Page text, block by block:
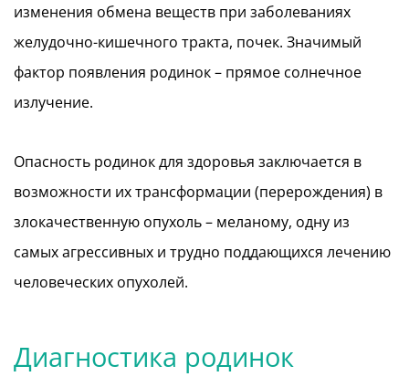
изменения обмена веществ при заболеваниях
желудочно-кишечного тракта, почек. Значимый
фактор появления родинок – прямое солнечное
излучение.
Опасность родинок для здоровья заключается в
возможности их трансформации (перерождения) в
злокачественную опухоль – меланому, одну из
самых агрессивных и трудно поддающихся лечению
человеческих опухолей.
Диагностика родинок